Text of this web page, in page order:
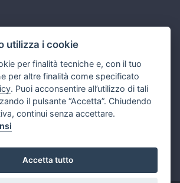
utilizza i cookie
per finalità tecniche e, con il tuo
per altre finalità come specificato
. Puoi acconsentire all’utilizzo di tali
il pulsante “Accetta”. Chiudendo
continui senza accettare.
Accetta tutto